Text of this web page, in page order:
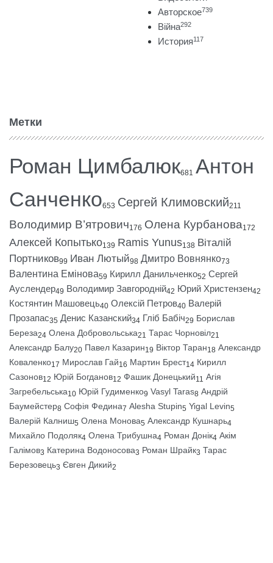
Авторское739
Війна292
История117
Метки
Роман Цимбалюк681 Антон
Санченко653 Сергей Климовский211
Володимир В’ятрович176 Олена Курбанова172
Алексей Копытько139 Ramis Yunus138 Віталій
Портников99 Иван Лютый98 Дмитро Вовнянко73
Валентина Емінова59 Кирилл Данильченко52 Сергей
Ауслендер49 Володимир Завгородній42 Юрий Христензен42
Костянтин Машовець40 Олексій Петров40 Валерій
Прозапас35 Денис Казанский34 Гліб Бабіч29 Борислав
Береза24 Олена Добровольська21 Тарас Чорновіл21
Александр Балу20 Павел Казарин19 Віктор Таран18 Александр
Коваленко17 Мирослав Гай16 Мартин Брест14 Кирилл
Сазонов12 Юрій Богданов12 Фашик Донецький11 Агія
Загребельська10 Юрій Гудименко9 Vasyl Taras8 Андрій
Баумейстер8 Софія Федина7 Alesha Stupin5 Yigal Levin5
Валерій Калниш5 Олена Монова5 Александр Кушнарь4
Михайло Подоляк4 Олена Трибушна4 Роман Донік4 Акім
Галімов3 Катерина Водоносова3 Роман Шрайк3 Тарас
Березовець3 Євген Дикий2